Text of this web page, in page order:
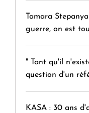
Tamara
guerre, on est
" Tant qu'il
question d'un
KASA : 30 ans